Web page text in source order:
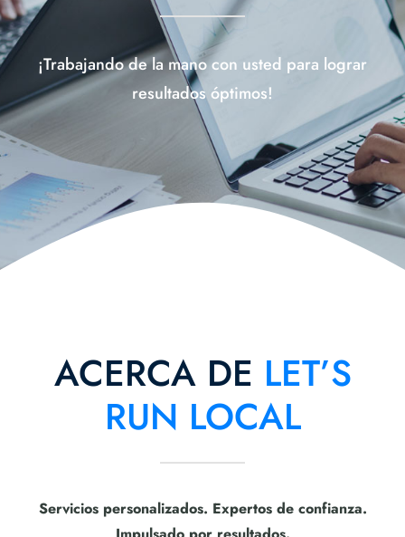
¡Trabajando de la mano con usted para lograr
resultados óptimos!
ACERCA DE LET’S
RUN LOCAL
Servicios personalizados. Expertos de confianza.